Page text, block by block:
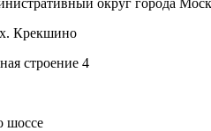
округ города
Крекшино
строение 4
шоссе